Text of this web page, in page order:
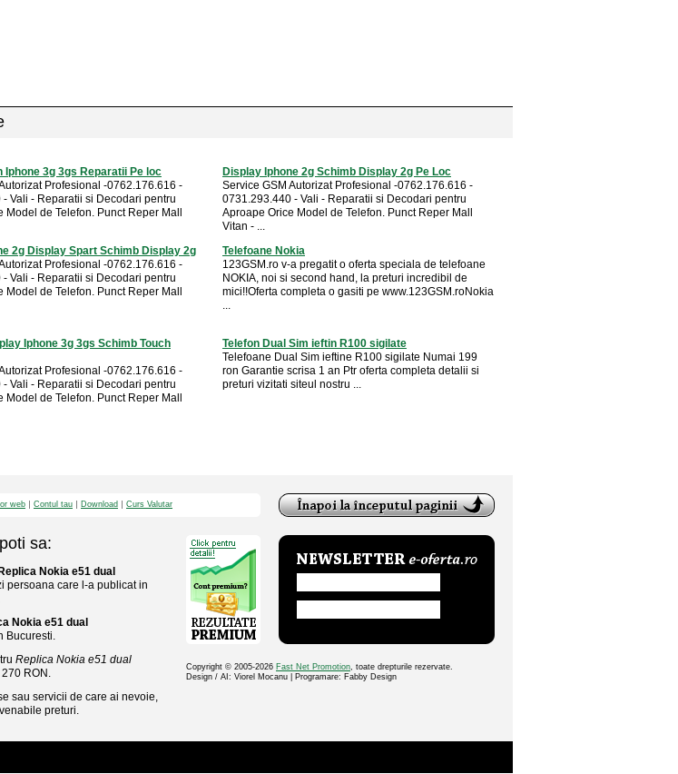
Iphone 3g 3gs Reparatii Pe loc
Profesional -0762.176.616 -
Vali - Reparatii si Decodari pentru
Model de Telefon. Punct Reper Mall
Display Iphone 2g Schimb Display 2g Pe Loc
Service GSM Autorizat Profesional -0762.176.616 -
0731.293.440 - Vali - Reparatii si Decodari pentru
Aproape Orice Model de Telefon. Punct Reper Mall
Vitan - ...
2g Display Spart Schimb Display 2g
Profesional -0762.176.616 -
Vali - Reparatii si Decodari pentru
Model de Telefon. Punct Reper Mall
Telefoane Nokia
123GSM.ro v-a pregatit o oferta speciala de telefoane
NOKIA, noi si second hand, la preturi incredibil de
mici!!Oferta completa o gasiti pe www.123GSM.roNokia
...
Iphone 3g 3gs Schimb Touch
Profesional -0762.176.616 -
Vali - Reparatii si Decodari pentru
Model de Telefon. Punct Reper Mall
Telefon Dual Sim ieftin R100 sigilate
Telefoane Dual Sim ieftine R100 sigilate Numai 199
ron Garantie scrisa 1 an Ptr oferta completa detalii si
preturi vizitati siteul nostru ...
web Contul tau Download Curs Valutar
sa:
Replica Nokia e51 dual
persoana care l-a publicat in
Nokia e51 dual
Bucuresti.
Replica Nokia e51 dual
RON.
sau servicii de care ai nevoie,
preturi.
Copyright © 2005-2026 Fast Net Promotion, toate drepturile rezervate.
Design / AI: Viorel Mocanu | Programare: Fabby Design